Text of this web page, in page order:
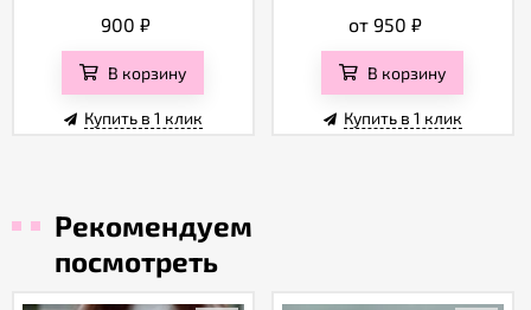
900₽
В корзину
Купить в 1 клик
от 950₽
В корзину
Купить в 1 клик
Рекомендуем
посмотреть